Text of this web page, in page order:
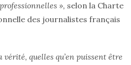
», selon la Charte
des journalistes français
vérité, quelles qu’en puissent être